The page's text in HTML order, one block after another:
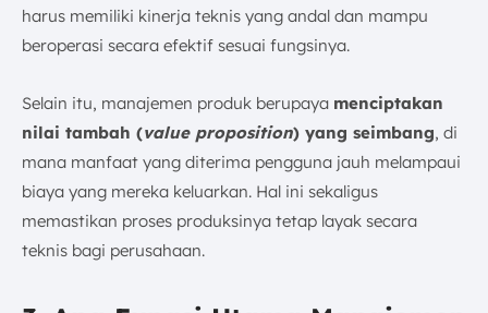
harus memiliki kinerja teknis yang andal dan mampu
beroperasi secara efektif sesuai fungsinya.
Selain itu, manajemen produk berupaya menciptakan
nilai tambah (value proposition) yang seimbang, di
mana manfaat yang diterima pengguna jauh melampaui
biaya yang mereka keluarkan. Hal ini sekaligus
memastikan proses produksinya tetap layak secara
teknis bagi perusahaan.